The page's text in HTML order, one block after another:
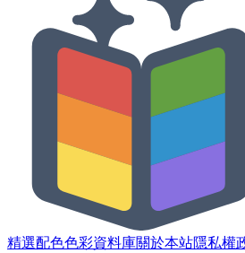
精選配色色彩資料庫關於本站隱私權